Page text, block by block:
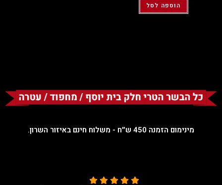
הוספה לסל
מינימום הזמנה 450 ש״ח - משלוח חינם באיזור השרון.